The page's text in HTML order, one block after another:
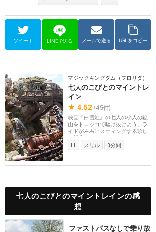
ツイート LINEで送る メールで送る URLをコピー
マジックキングダム（フロリダ）
七人のこびとのマイントレ
イン
★ 4.52 (45件)
映画『白雪姫』の七人の小人の鉱
山をトロッコで駆け抜けよう。ラ
イドが左右にスウィングする珍し
い構造のコースタ...
LL
スリル 3分間
七人のこびとのマイントレインの感
想
ファストパスなしで乗り放